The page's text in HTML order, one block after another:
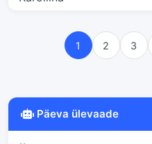
1 2 3
Päeva ülevaade